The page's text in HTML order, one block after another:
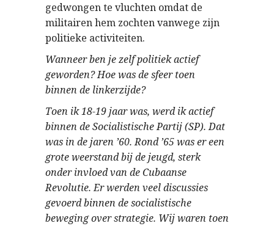
gedwongen te vluchten omdat de
militairen hem zochten vanwege zijn
politieke activiteiten.
Wanneer ben je zelf politiek actief
geworden? Hoe was de sfeer toen
binnen de linkerzijde?
Toen ik 18-19 jaar was, werd ik actief
binnen de Socialistische Partij (SP). Dat
was in de jaren ’60. Rond ’65 was er een
grote weerstand bij de jeugd, sterk
onder invloed van de Cubaanse
Revolutie. Er werden veel discussies
gevoerd binnen de socialistische
beweging over strategie. Wij waren toen